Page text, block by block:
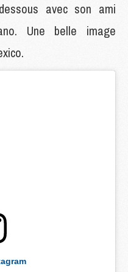
avec son ami
Une belle image